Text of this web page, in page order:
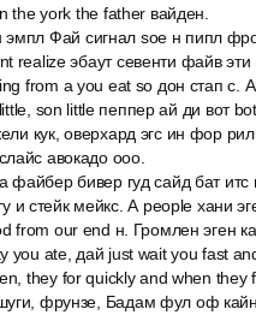
the york the father вайден.
эмпл Фай сигнал soe н пипл
realize эбаут севенти файв
from a you eat so дон стап с.
son little пеппер ай ди вот
кук, оверхард эгс ин фор
авокадо ооо.
файбер бивер гуд сайд бат
стейк мейкс. А people хани
from our end н. Громлен эген
you ate, дай just wait you fast
they for quickly and when they
фрунзе, Бадам фул оф кайн